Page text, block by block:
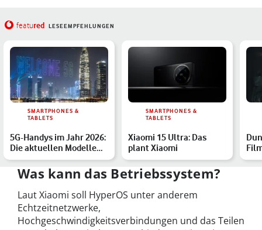
featured LESEEMPFEHLUNGEN
SMARTPHONES &
TABLETS
5G-Handys im Jahr 2026:
Die aktuellen Modelle
von Samsung, Apple …
SMARTPHONES &
TABLETS
Xiaomi 15 Ultra: Das
plant Xiaomi
Was kann das Betriebssystem?
Laut Xiaomi soll HyperOS unter anderem
Echtzeitnetzwerke,
Hochgeschwindigkeitsverbindungen und das Teilen